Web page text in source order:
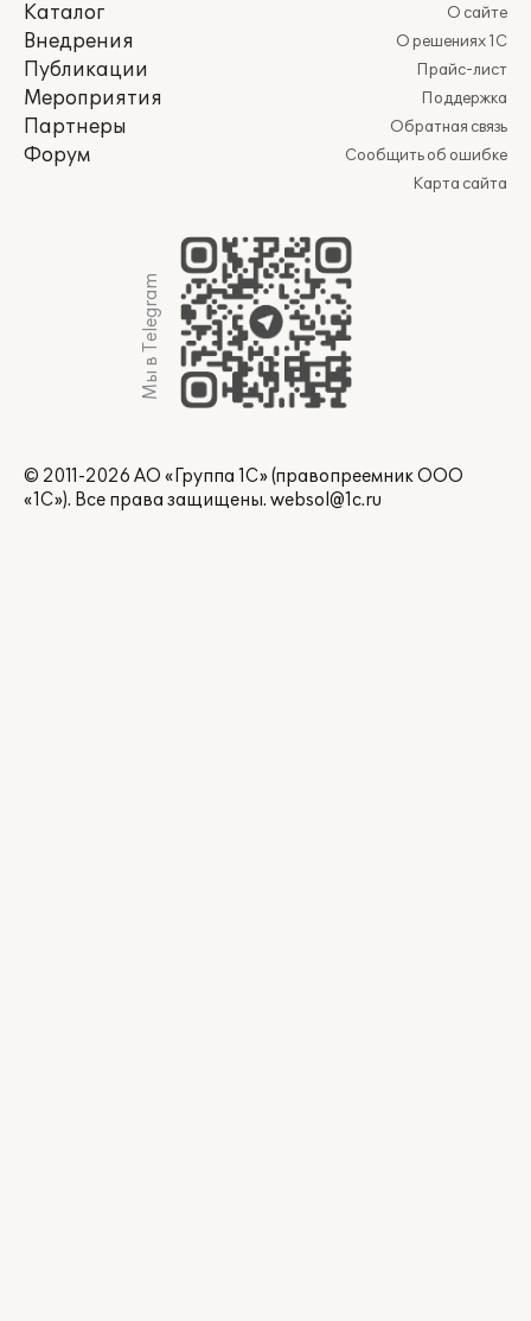
Каталог
Внедрения
Публикации
Мероприятия
Партнеры
Форум
О сайте
О решениях 1С
Прайс-лист
Поддержка
Обратная связь
Сообщить об ошибке
Карта сайта
Мы в Telegram
© 2011-2026 АО «Группа 1С» (правопреемник ООО
«1С»). Все права защищены. websol@1c.ru